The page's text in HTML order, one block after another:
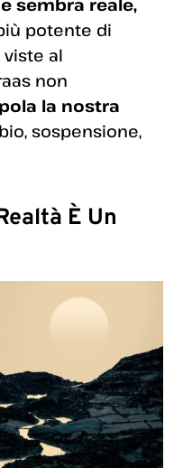
potente di
viste al
non
la nostra
sospensione,
È Un